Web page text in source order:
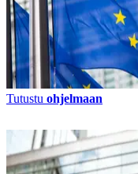
Tutustu ohjelmaan